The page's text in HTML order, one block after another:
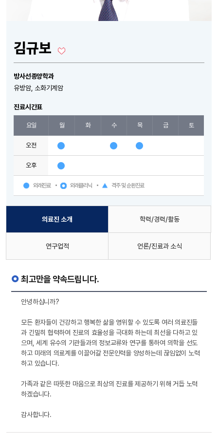
김규보
방사선종양학과
유방암, 소화기계암
진료시간표
요일 월 화 수 목 금 토
오전
오후
외래진료 외래클리닉 격주 및 순환진료
의료진 소개 학력/경력/활동
연구업적 언론/진료과 소식
최고만을 약속드립니다.
안녕하십니까?
모든 환자들이 건강하고 행복한 삶을 영위할 수 있도록 여러 의료진들
과 긴밀히 협력하여 진료의 효율성을 극대화 하는데 최선을 다하고 있
으며, 세계 유수의 기관들과의 정보교류와 연구를 통하여 의학을 선도
하고 미래의 의료계를 이끌어갈 전문인력을 양성하는데 끊임없이 노력
하고 있습니다.
가족과 같은 따뜻한 마음으로 최상의 진료를 제공하기 위해 거듭 노력
하겠습니다.
감사합니다.